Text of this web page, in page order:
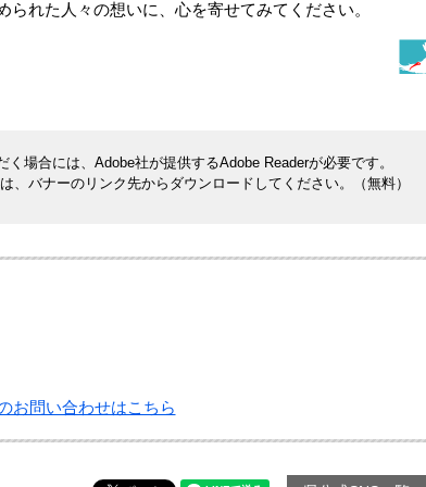
れた人々の想いに、心を寄せてみてください。
場合には、Adobe社が提供するAdobe Readerが必要です。
、バナーのリンク先からダウンロードしてください。（無料）
お問い合わせはこちら